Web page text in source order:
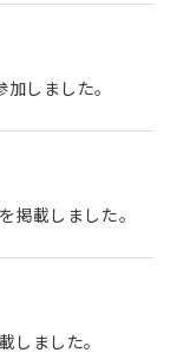
しました。
掲載しました。
しました。